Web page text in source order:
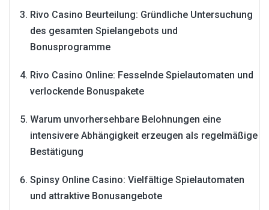
Rivo Casino Beurteilung: Gründliche Untersuchung
des gesamten Spielangebots und
Bonusprogramme
Rivo Casino Online: Fesselnde Spielautomaten und
verlockende Bonuspakete
Warum unvorhersehbare Belohnungen eine
intensivere Abhängigkeit erzeugen als regelmäßige
Bestätigung
Spinsy Online Casino: Vielfältige Spielautomaten
und attraktive Bonusangebote